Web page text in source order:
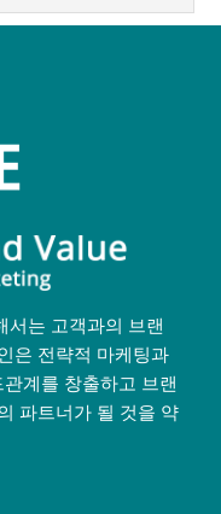
서는 고객과의 브랜
은 전략적 마케팅과
계를 창출하고 브랜
파트너가 될 것을 약